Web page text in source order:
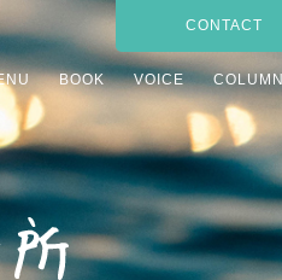
BOOK VOICE COLUMN
CONTACT